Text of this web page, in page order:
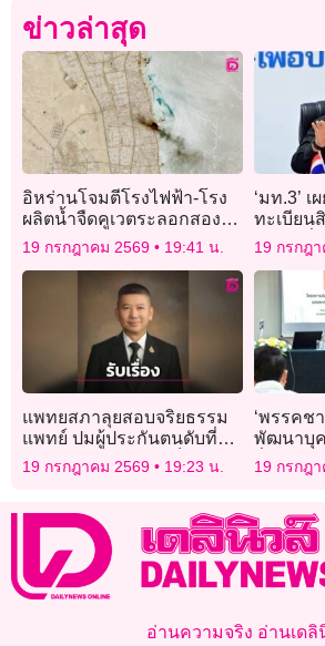
ข่าวล่าสุด
อิหร่านโจมตีโรงไฟฟ้า-โรง
ผลิตน้ำจืดคูเวตระลอกสอง
กระทบระบบไฟฟ้า
19 กรกฎาคม 2569 19:41 น.
‘มท.3’ เ
ทะเบียน
2569 เริ่
19 กรกฎ
แพทยสภาลุยสอบจริยธรรม
แพทย์ ปมผู้ประกันตนดับที่
ราชบุรี ยันให้ความเป็นธรรม
‘ครูทราย’
19 กรกฎาคม 2569 19:23 น.
‘พรรคช
พัฒนาบุค
สื่อสารก
19 กรกฎ
อ่านความจริง อ่านเดลิ